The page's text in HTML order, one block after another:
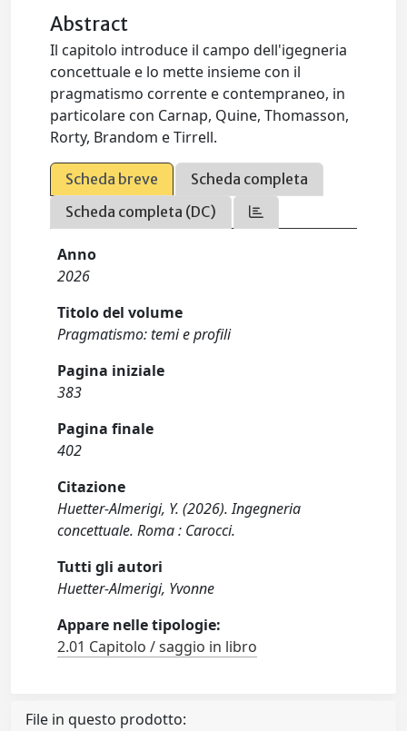
Abstract
Il capitolo introduce il campo dell'igegneria
concettuale e lo mette insieme con il
pragmatismo corrente e contempraneo, in
particolare con Carnap, Quine, Thomasson,
Rorty, Brandom e Tirrell.
Scheda breve
Scheda completa
Scheda completa (DC)
Anno
2026
Titolo del volume
Pragmatismo: temi e profili
Pagina iniziale
383
Pagina finale
402
Citazione
Huetter-Almerigi, Y. (2026). Ingegneria
concettuale. Roma : Carocci.
Tutti gli autori
Huetter-Almerigi, Yvonne
Appare nelle tipologie:
2.01 Capitolo / saggio in libro
File in questo prodotto: